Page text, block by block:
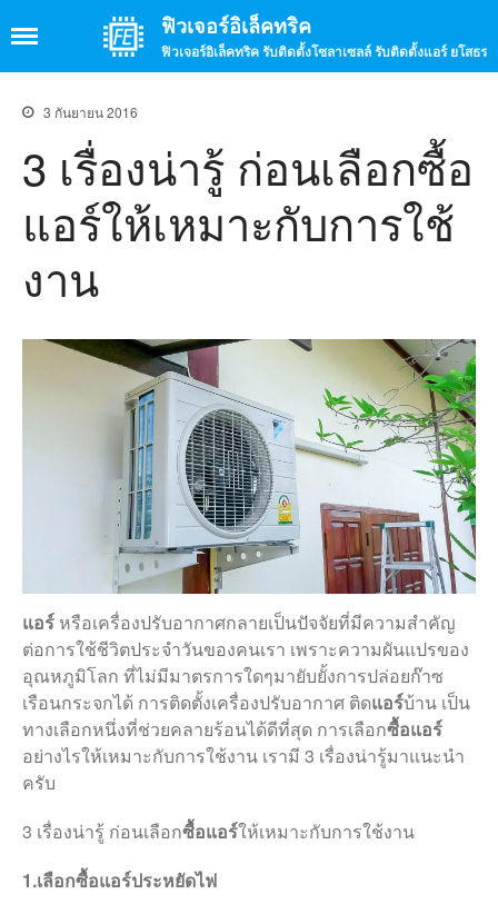
หน้าแรก
บรรยากาศร้าน
รับติดตั้งโซล่าเซลล์
รับติดตั้งแอร์
รับติดตั้งกล้องวงจรปิด
รับติดตั้งจานดาวเทียม
จำหน่ายสินค้าอิเล็กทรอนิกส์
ผลงาน
ความรู้
ติดต่อ
ฟิวเจอร์อิเล็คทริค
ฟิวเจอร์อิเล็คทริค รับติดตั้งโซลาเซลล์ รับติดตั้งแอร์ ยโสธร
3 กันยายน 2016
3 เรื่องน่ารู้ ก่อนเลือกซื้อ
แอร์ให้เหมาะกับการใช้
งาน
แอร์ หรือเครื่องปรับอากาศกลายเป็นปัจจัยที่มีความสำคัญ
ต่อการใช้ชีวิตประจำวันของคนเรา เพราะความผันแปรของ
อุณหภูมิโลก ที่ไม่มีมาตรการใดๆมายับยั้งการปล่อยก๊าซ
เรือนกระจกได้ การติดตั้งเครื่องปรับอากาศ ติดแอร์บ้าน เป็น
ทางเลือกหนึ่งที่ช่วยคลายร้อนได้ดีที่สุด การเลือกซื้อแอร์
อย่างไรให้เหมาะกับการใช้งาน เรามี 3 เรื่องน่ารู้มาแนะนำ
ครับ
3 เรื่องน่ารู้ ก่อนเลือกซื้อแอร์ให้เหมาะกับการใช้งาน
1.เลือกซื้อแอร์ประหยัดไฟ